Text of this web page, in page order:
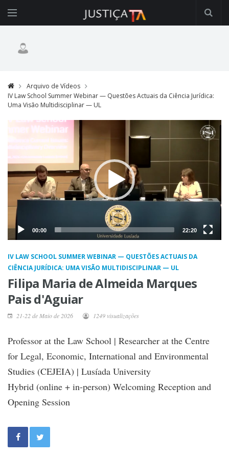
Arquivo de Vídeos
IV Law School Summer Webinar — Questões Actuais da Ciência Jurídica:
Uma Visão Multidisciplinar — UL
Video
Player
00:00 22:20
IV LAW SCHOOL SUMMER WEBINAR — QUESTÕES ACTUAIS DA
CIÊNCIA JURÍDICA: UMA VISÃO MULTIDISCIPLINAR — UL
Filipa Maria de Almeida Marques
Pais d'Aguiar
21-22 de Maio de 2026 1249 visualizações
Professor at the Law School | Researcher at the Centre
for Legal, Economic, International and Environmental
Studies (CEJEIA) | Lusíada University
Hybrid (online + in-person) Welcoming Reception and
Opening Session